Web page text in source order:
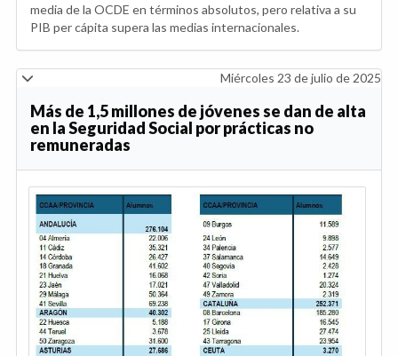
media de la OCDE en términos absolutos, pero relativa a su
PIB per cápita supera las medias internacionales.
Miércoles 23 de julio de 2025
Más de 1,5 millones de jóvenes se dan de alta
en la Seguridad Social por prácticas no
remuneradas